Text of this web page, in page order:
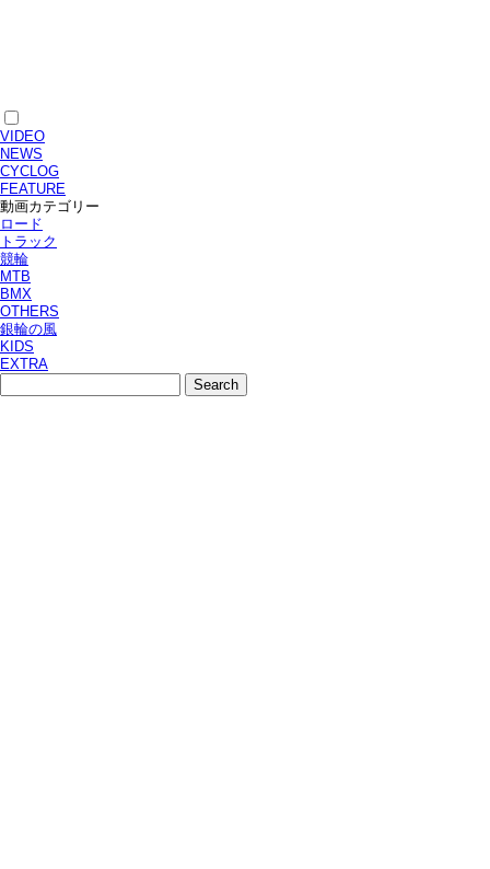
VIDEO
NEWS
CYCLOG
FEATURE
動画カテゴリー
ロード
トラック
競輪
MTB
BMX
OTHERS
銀輪の風
KIDS
EXTRA